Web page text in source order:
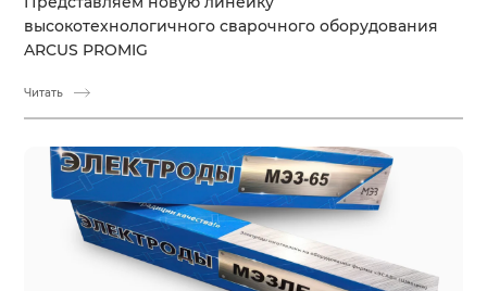
высокотехнологичного сварочного оборудования
ARCUS PROMIG
Читать